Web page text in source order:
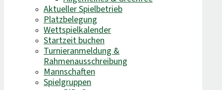
Aktueller Spielbetrieb
Platzbelegung
Wettspielkalender
Startzeit buchen
Turnieranmeldung &
Rahmenausschreibung
Mannschaften
Spielgruppen